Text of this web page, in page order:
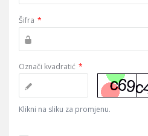
Šifra *
Označi kvadratić *
Klikni na sliku za promjenu.